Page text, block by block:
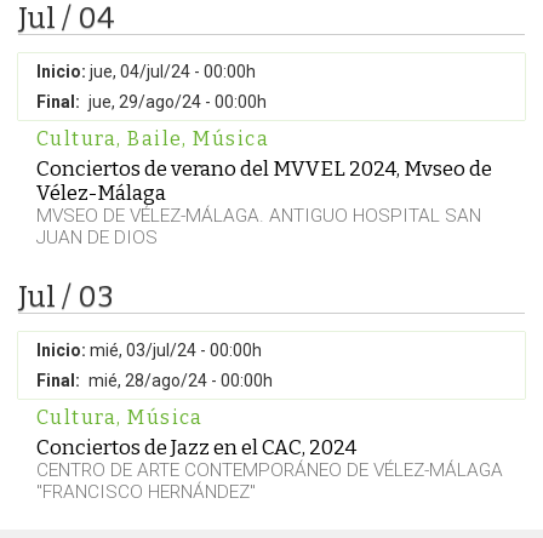
Jul / 04
Inicio: jue, 04/jul/24 - 00:00h
Final: jue, 29/ago/24 - 00:00h
Cultura, Baile, Música
Conciertos de verano del MVVEL 2024, Mvseo de
Vélez-Málaga
MVSEO DE VÉLEZ-MÁLAGA. ANTIGUO HOSPITAL SAN
JUAN DE DIOS
Jul / 03
Inicio: mié, 03/jul/24 - 00:00h
Final: mié, 28/ago/24 - 00:00h
Cultura, Música
Conciertos de Jazz en el CAC, 2024
CENTRO DE ARTE CONTEMPORÁNEO DE VÉLEZ-MÁLAGA
"FRANCISCO HERNÁNDEZ"